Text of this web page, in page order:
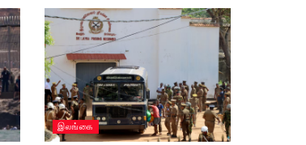
இலங்கை